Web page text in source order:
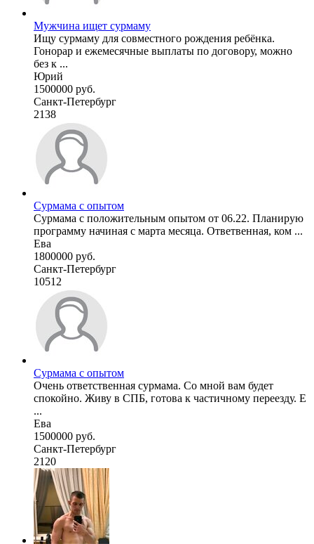
Мужчина ищет сурмаму
Ищу сурмаму для совместного рождения ребёнка.
Гонорар и ежемесячные выплаты по договору, можно
без к ...
Юрий
1500000 руб.
Санкт-Петербург
2138
Сурмама с опытом
Сурмама с положительным опытом от 06.22. Планирую
программу начиная с марта месяца. Ответвенная, ком ...
Ева
1800000 руб.
Санкт-Петербург
10512
Сурмама с опытом
Очень ответственная сурмама. Со мной вам будет
спокойно. Живу в СПБ, готова к частичному переезду. Е
...
Ева
1500000 руб.
Санкт-Петербург
2120